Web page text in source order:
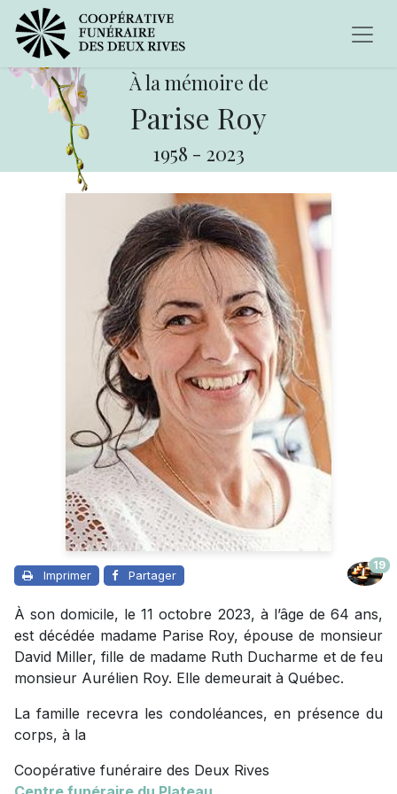
À la mémoire de
Parise Roy
1958 - 2023
Imprimer Partager
19
À son domicile, le 11 octobre 2023, à l’âge de 64 ans,
est décédée madame Parise Roy, épouse de monsieur
David Miller, fille de madame Ruth Ducharme et de feu
monsieur Aurélien Roy. Elle demeurait à Québec.
La famille recevra les condoléances, en présence du
corps, à la
Coopérative funéraire des Deux Rives